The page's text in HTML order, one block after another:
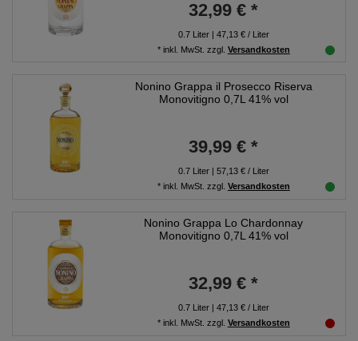
32,99 € *
0.7Liter| 47,13 € / Liter
* inkl. MwSt. zzgl. Versandkosten
Nonino Grappa il Prosecco Riserva
Monovitigno 0,7L 41% vol
39,99 € *
0.7Liter| 57,13 € / Liter
* inkl. MwSt. zzgl. Versandkosten
Nonino Grappa Lo Chardonnay
Monovitigno 0,7L 41% vol
32,99 € *
0.7Liter| 47,13 € / Liter
* inkl. MwSt. zzgl. Versandkosten